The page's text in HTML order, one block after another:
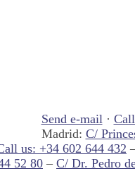
Send e-mail ·
Madrid: C/
us: +34 602 644 432
52 80 – C/ Dr. Pedro